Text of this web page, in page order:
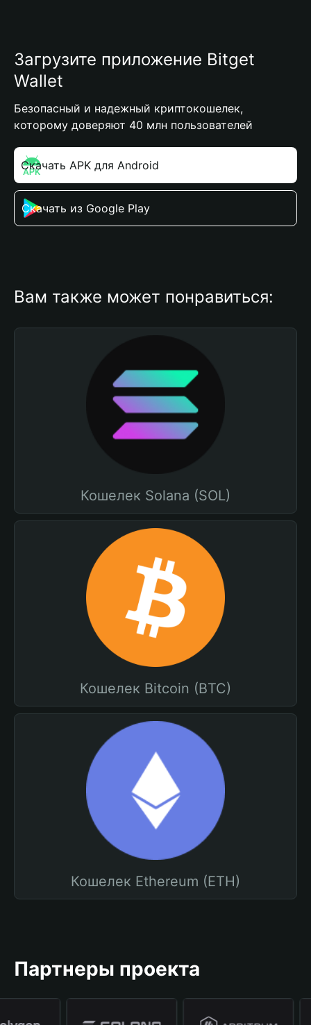
Загрузите приложение Bitget
Wallet
Безопасный и надежный криптокошелек,
которому доверяют 40 млн пользователей
Скачать APK для Android
Скачать из Google Play
Вам также может понравиться:
Кошелек Solana (SOL)
Кошелек Bitcoin (BTC)
Кошелек Ethereum (ETH)
Партнеры проекта